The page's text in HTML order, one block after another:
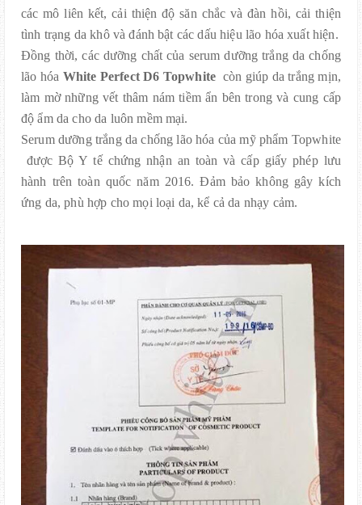
các mô liên kết, cải thiện độ săn chắc và đàn hồi, cải thiện
tình trạng da khô và đánh bật các dấu hiệu lão hóa xuất hiện.
Đồng thời, các dưỡng chất của serum dưỡng trắng da chống
lão hóa White Perfect D6 Topwhite còn giúp da trắng mịn,
làm mờ những vết thâm nám tiềm ẩn bên trong và cung cấp
độ ẩm da cho da luôn mềm mại.
Serum dưỡng trắng da chống lão hóa của mỹ phẩm Topwhite
được Bộ Y tế chứng nhận an toàn và cấp giấy phép lưu
hành trên toàn quốc năm 2016. Đảm bảo không gây kích
ứng da, phù hợp cho mọi loại da, kể cả da nhạy cảm.